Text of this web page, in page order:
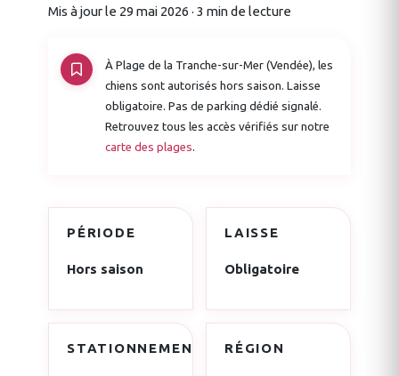
Mis à jour le 29 mai 2026 · 3 min de lecture
À Plage de la Tranche-sur-Mer (Vendée), les
chiens sont autorisés hors saison. Laisse
obligatoire. Pas de parking dédié signalé.
Retrouvez tous les accès vérifiés sur notre
carte des plages.
PÉRIODE
Hors saison
LAISSE
Obligatoire
STATIONNEMENT RÉGION